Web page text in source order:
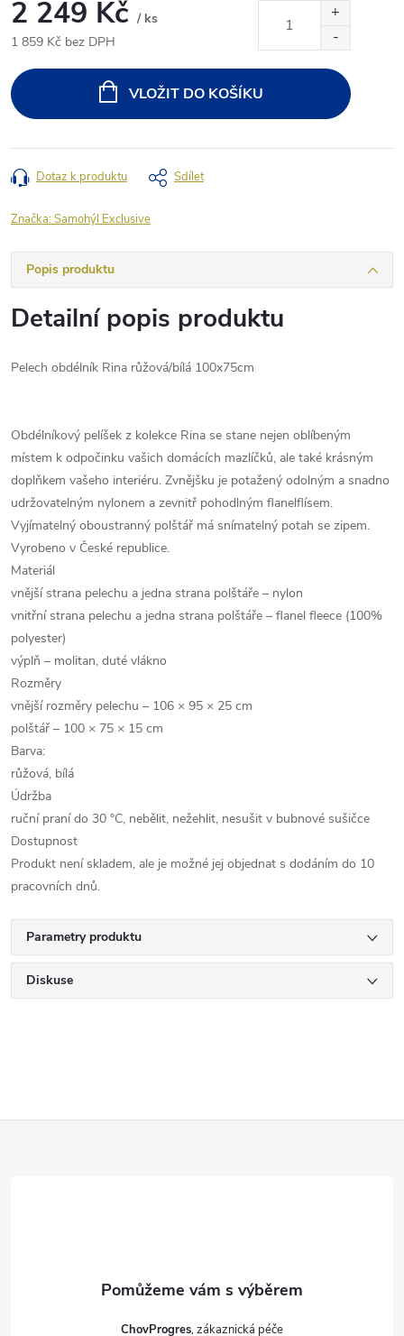
2 249 Kč / ks
1 859 Kč bez DPH
cena:
VLOŽIT DO KOŠÍKU
Dotaz k produktu Sdílet
Značka:Samohýl Exclusive
Popis produktu
Detailní popis produktu
Pelech obdélník Rina růžová/bílá 100x75cm
Obdélníkový pelíšek z kolekce Rina se stane nejen oblíbeným
místem k odpočinku vašich domácích mazlíčků, ale také krásným
doplňkem vašeho interiéru. Zvnějšku je potažený odolným a snadno
udržovatelným nylonem a zevnitř pohodlným flanelflísem.
Vyjímatelný oboustranný polštář má snímatelný potah se zipem.
Vyrobeno v České republice.
Materiál
vnější strana pelechu a jedna strana polštáře – nylon
vnitřní strana pelechu a jedna strana polštáře – flanel fleece (100%
polyester)
výplň – molitan, duté vlákno
Rozměry
vnější rozměry pelechu – 106 × 95 × 25 cm
polštář – 100 × 75 × 15 cm
Barva:
růžová, bílá
Údržba
ruční praní do 30 °C, nebělit, nežehlit, nesušit v bubnové sušičce
Dostupnost
Produkt není skladem, ale je možné jej objednat s dodáním do 10
pracovních dnů.
Parametry produktu
Diskuse
ChovProgres